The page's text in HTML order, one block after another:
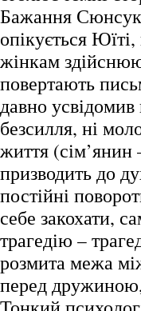
Бажання
опікується
жінкам
повертають
давно усвідомив
безсилля, ні
життя (сім’янин
призводить до
постійні
себе закохати,
трагедію –
розмита межа
перед